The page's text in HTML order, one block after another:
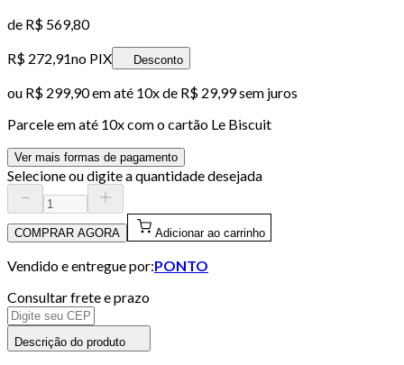
de R$ 569,80
R$ 272,91no PIX Desconto
ou R$ 299,90em até 10x de R$ 29,99 sem juros
Parcele em até 10x com o cartão Le Biscuit
Ver mais formas de pagamento
Selecione ou digite a quantidade desejada
COMPRAR AGORA Adicionar ao carrinho
Vendido e entregue por:PONTO
Consultar frete e prazo
Descrição do produto